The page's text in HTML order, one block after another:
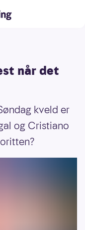
når det
kveld er
og Cristiano